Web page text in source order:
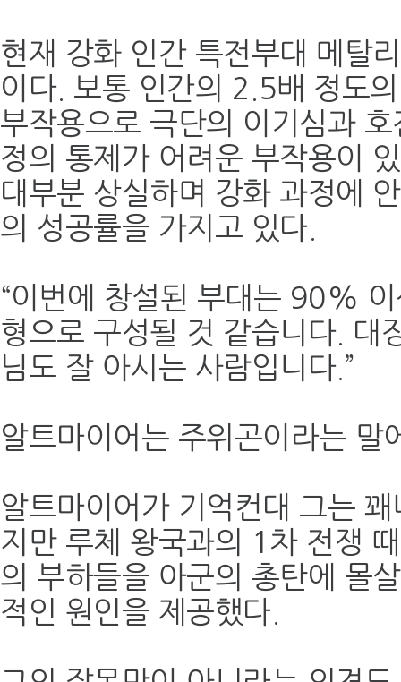
현재 강화 인간 특전부대 메탈
이다. 보통 인간의 2.5배 정도
부작용으로 극단의 이기심과
정의 통제가 어려운 부작용이
대부분 상실하며 강화 과정에
의 성공률을 가지고 있다.
“이번에 창설된 부대는 90%
형으로 구성될 것 같습니다. 대
님도 잘 아시는 사람입니다.”
알트마이어는 주위곤이라는 말
알트마이어가 기억컨대 그는
지만 루체 왕국과의 1차 전쟁
의 부하들을 아군의 총탄에 몰
적인 원인을 제공했다.